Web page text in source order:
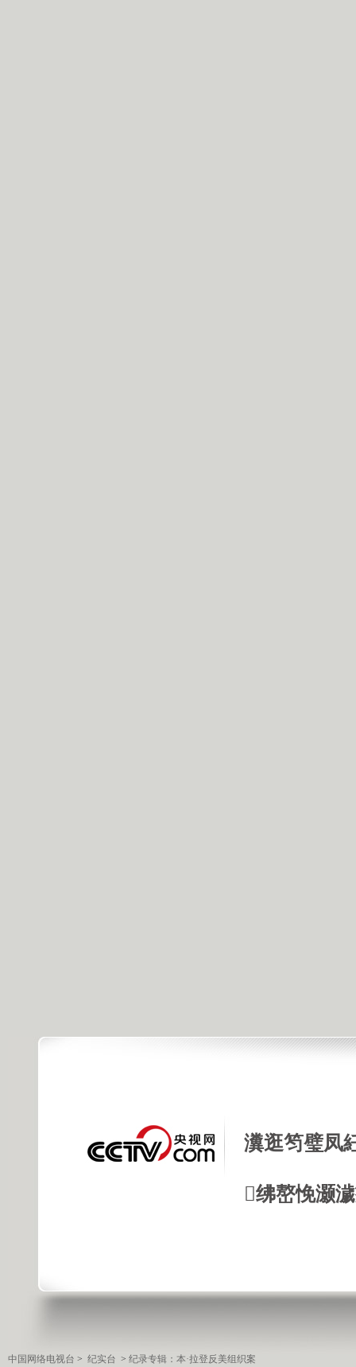
瀵逛笉璧凤
绋嶅悗灏
中国网络电视台 > 纪实台 > 纪录专辑：本·拉登反美组织案